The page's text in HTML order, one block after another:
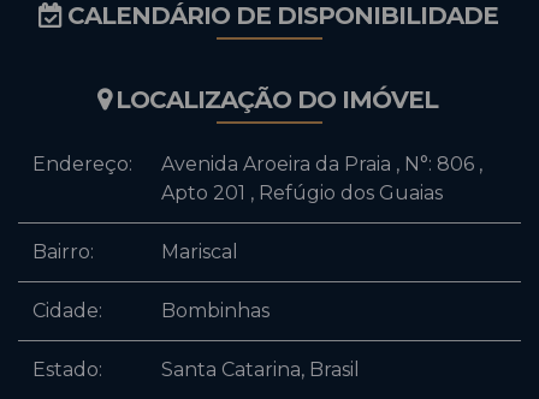
CALENDÁRIO DE DISPONIBILIDADE
LOCALIZAÇÃO DO IMÓVEL
Endereço: Avenida Aroeira da Praia , N°: 806 ,
Apto 201 , Refúgio dos Guaias
Bairro: Mariscal
Cidade: Bombinhas
Estado: Santa Catarina, Brasil